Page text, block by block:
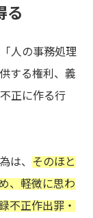
る
人の事務処理
する権利、義
正に作る行
は、 そのほと
、軽微に思わ
不正作出罪・